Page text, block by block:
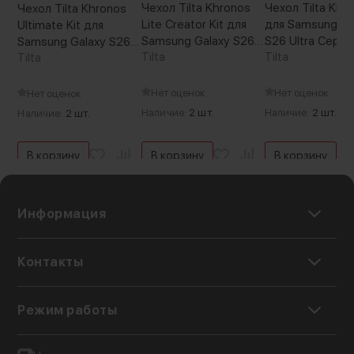
Чехол Tilta Khronos
Ultimate Kit для
Samsung Galaxy S26
Ultra Серый
Tilta
Нет оценок
Наличие: 2 шт.
В корзину
Чехол Tilta Khronos
Lite Creator Kit для
Samsung Galaxy S26
Ultra Серебро
Tilta
Нет оценок
Наличие: 2 шт.
В корзину
Чехол Tilta
для Samsung
S26 Ultra Серый
Tilta
Нет оценок
Наличие: 2 шт.
В корзину
Информация
Контакты
Режим работы